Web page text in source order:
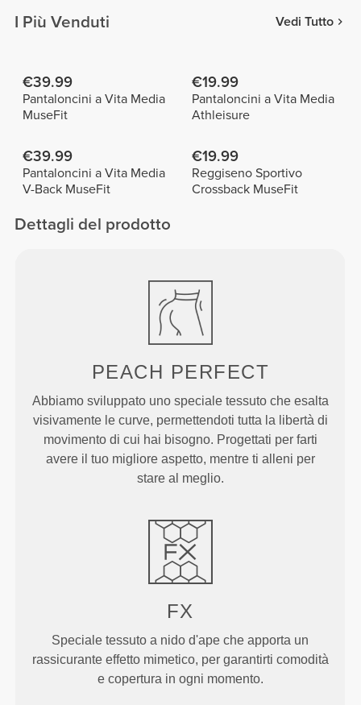
I Più Venduti Vedi Tutto
€39.99
Pantaloncini a Vita Media
MuseFit
€19.99
Pantaloncini a Vita Media
Athleisure
€39.99
Pantaloncini a Vita Media
V-Back MuseFit
€19.99
Reggiseno Sportivo
Crossback MuseFit
Dettagli del prodotto
PEACH PERFECT
Abbiamo sviluppato uno speciale tessuto che esalta
visivamente le curve, permettendoti tutta la libertà di
movimento di cui hai bisogno. Progettati per farti
avere il tuo migliore aspetto, mentre ti alleni per
stare al meglio.
FX
Speciale tessuto a nido d'ape che apporta un
rassicurante effetto mimetico, per garantirti comodità
e copertura in ogni momento.